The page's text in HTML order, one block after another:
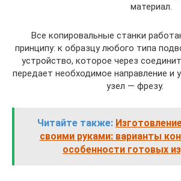
материал.
Все копировальные станки
принципу: к образцу любого типа
устройство, которое через
передает необходимое направление и
узел — фрезу.
Читайте также:
своими руками: варианты
особенности готовых